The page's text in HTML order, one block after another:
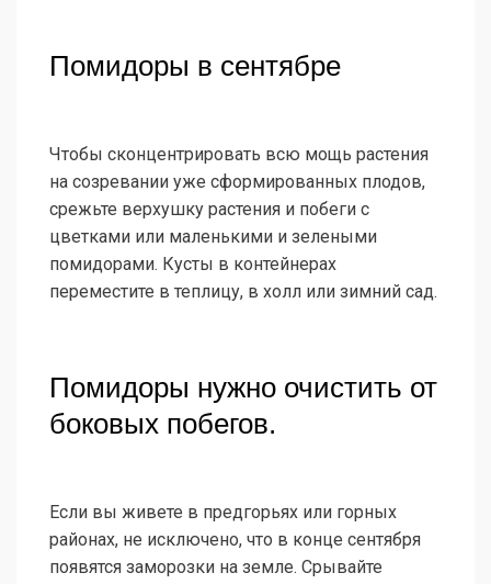
Помидоры в сентябре
Чтобы сконцентрировать всю мощь растения
на созревании уже сформированных плодов,
срежьте верхушку растения и побеги с
цветками или маленькими и зелеными
помидорами. Кусты в контейнерах
переместите в теплицу, в холл или зимний сад.
Помидоры нужно очистить от
боковых побегов.
Если вы живете в предгорьях или горных
районах, не исключено, что в конце сентября
появятся заморозки на земле. Срывайте